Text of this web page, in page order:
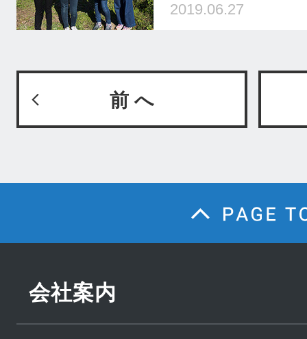
2019.06.27
前 へ
会社案内